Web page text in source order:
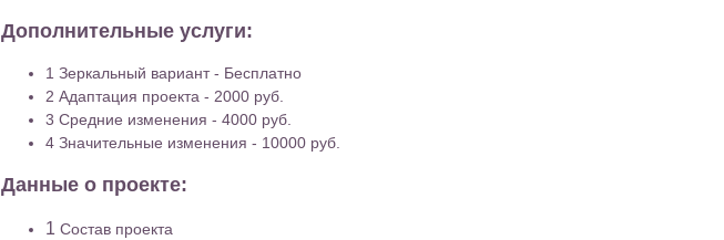
Дополнительные услуги:
1 Зеркальный вариант - Бесплатно
2 Адаптация проекта - 2000 руб.
3 Средние изменения - 4000 руб.
4 Значительные изменения - 10000 руб.
Данные о проекте:
1 Состав проекта